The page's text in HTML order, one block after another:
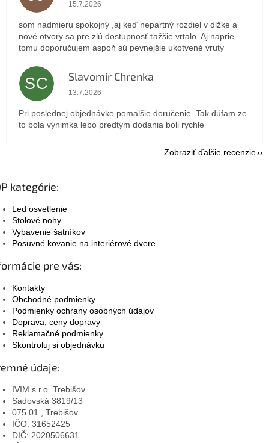
15.7.2026
som nadmieru spokojný ,aj keď nepartný rozdiel v dlžke a
nové otvory sa pre zlú dostupnosť ťažšie vrtalo. Aj naprie
tomu doporučujem aspoň sú pevnejšie ukotvené vruty
SC Slavomir Chrenka
Hodnotenie obchodu je 5 z 5 hviezdičiek.
13.7.2026
Pri poslednej objednávke pomalšie doručenie. Tak dúfam ze
to bola výnimka lebo predtým dodania boli rychle
Zobraziť ďalšie recenzie
kategórie:
Led osvetlenie
Stolové nohy
Vybavenie šatníkov
Posuvné kovanie na interiérové dvere
pre vás:
Kontakty
Obchodné podmienky
Podmienky ochrany osobných údajov
Doprava, ceny dopravy
Reklamačné podmienky
Skontroluj si objednávku
údaje:
IVIM s.r.o. Trebišov
Sadovská 3819/13
075 01 , Trebišov
IČO: 31652425
DIČ: 2020506631